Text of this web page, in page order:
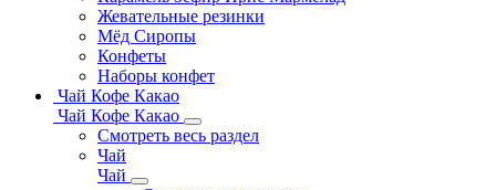
Жевательные резинки
Мёд Сиропы
Конфеты
Наборы конфет
Чай Кофе Какао
Чай Кофе Какао
Смотреть весь раздел
Чай
Чай